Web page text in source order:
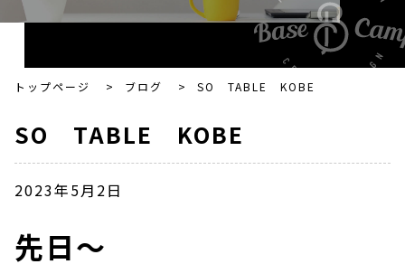
トップページ > ブログ > SO TABLE KOBE
SO TABLE KOBE
2023年5月2日
先日～